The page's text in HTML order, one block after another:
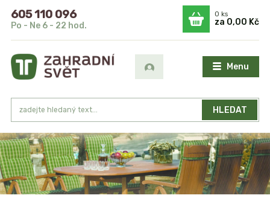
Menu
HLEDAT
605 110 096
Po - Ne 6 - 22 hod.
0ks
za 0,00 Kč